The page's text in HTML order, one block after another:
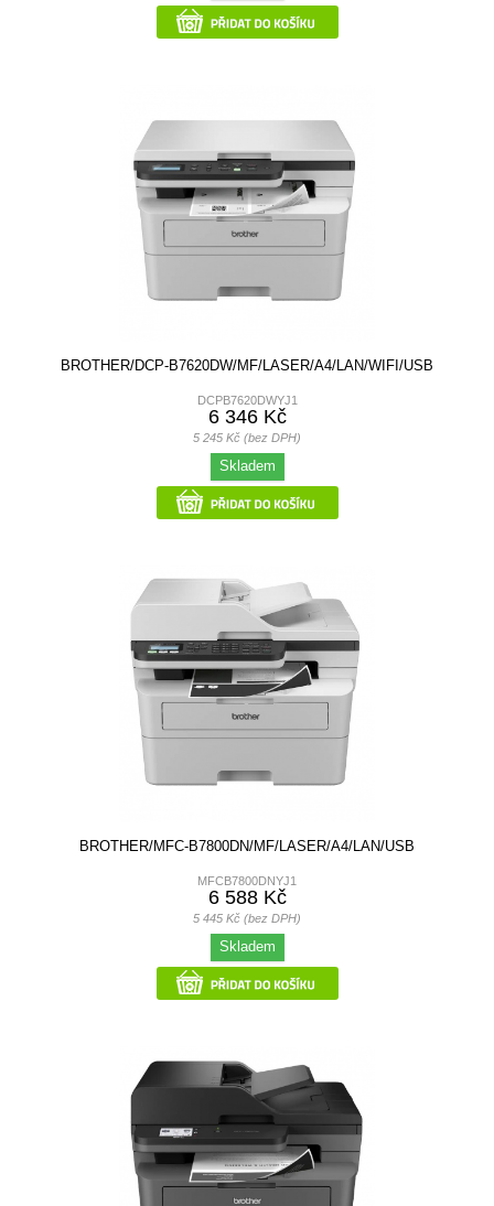
BROTHER/DCP-B7620DW/MF/LASER/A4/LAN/WIFI/USB
DCPB7620DWYJ1
6 346 Kč
5 245 Kč (bez DPH)
Skladem
BROTHER/MFC-B7800DN/MF/LASER/A4/LAN/USB
MFCB7800DNYJ1
6 588 Kč
5 445 Kč (bez DPH)
Skladem